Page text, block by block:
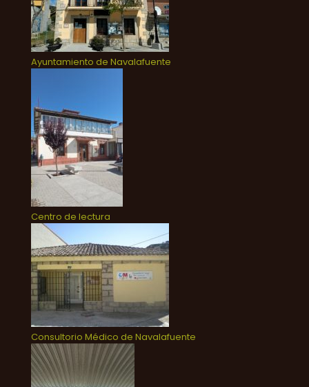
Ayuntamiento de Navalafuente
Centro de lectura
Consultorio Médico de Navalafuente